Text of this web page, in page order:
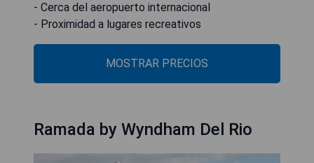
- Cerca del aeropuerto internacional
- Proximidad a lugares recreativos
MOSTRAR PRECIOS
Ramada by Wyndham Del Rio